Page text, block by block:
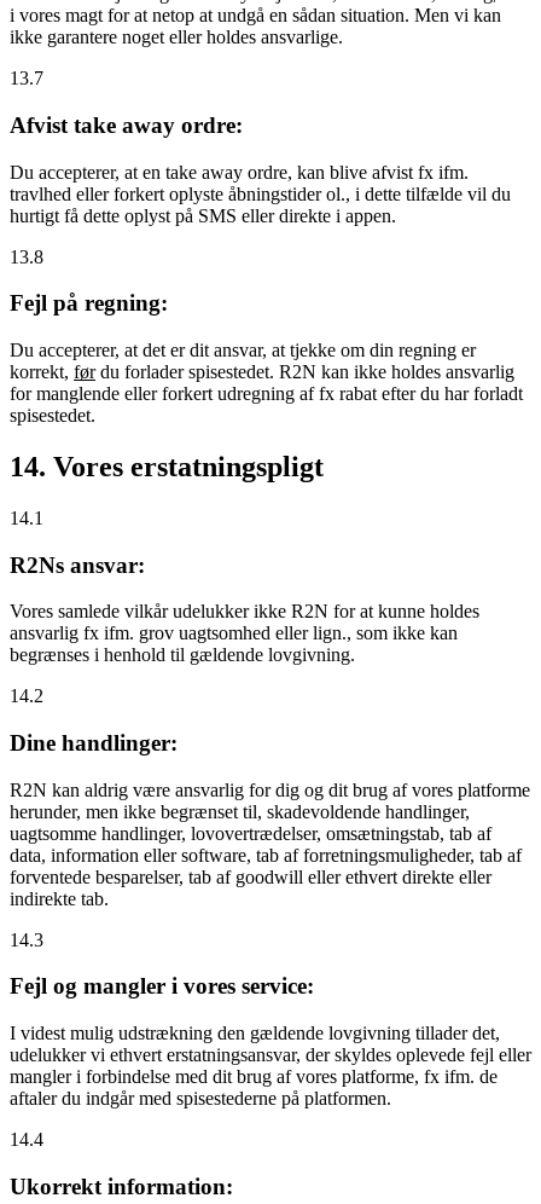
i vores magt for at netop at undgå en sådan situation. Men vi kan
ikke garantere noget eller holdes ansvarlige.
13.7
Afvist take away ordre:
Du accepterer, at en take away ordre, kan blive afvist fx ifm.
travlhed eller forkert oplyste åbningstider ol., i dette tilfælde vil du
hurtigt få dette oplyst på SMS eller direkte i appen.
13.8
Fejl på regning:
Du accepterer, at det er dit ansvar, at tjekke om din regning er
korrekt, førdu forlader spisestedet. R2N kan ikke holdes ansvarlig
for manglende eller forkert udregning af fx rabat efter du har forladt
spisestedet.
14. Vores erstatningspligt
14.1
R2Ns ansvar:
Vores samlede vilkår udelukker ikke R2N for at kunne holdes
ansvarlig fx ifm. grov uagtsomhed eller lign., som ikke kan
begrænses i henhold til gældende lovgivning.
14.2
Dine handlinger:
R2N kan aldrig være ansvarlig for dig og dit brug af vores platforme
herunder, men ikke begrænset til, skadevoldende handlinger,
uagtsomme handlinger, lovovertrædelser, omsætningstab, tab af
data, information eller software, tab af forretningsmuligheder, tab af
forventede besparelser, tab af goodwill eller ethvert direkte eller
indirekte tab.
14.3
Fejl og mangler i vores service:
I videst mulig udstrækning den gældende lovgivning tillader det,
udelukker vi ethvert erstatningsansvar, der skyldes oplevede fejl eller
mangler i forbindelse med dit brug af vores platforme, fx ifm. de
aftaler du indgår med spisestederne på platformen.
14.4
Ukorrekt information: